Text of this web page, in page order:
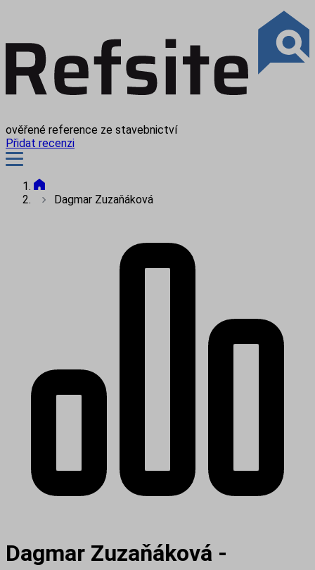
ověřené reference ze stavebnictví
Přidat recenzi
Dagmar Zuzaňáková
Dagmar Zuzaňáková -